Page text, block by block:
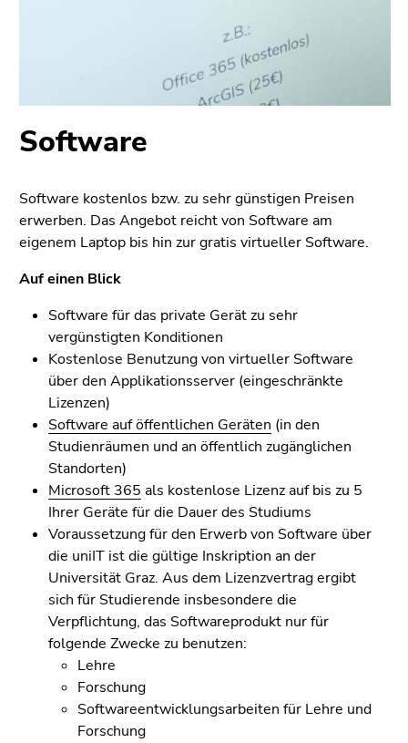
Inhalt
(Zugriffstaste
1)
Positionsanzeige
(Zugriffstaste
2)
Hauptnavigation
(Zugriffstaste
Zur
Unternavigation
(Zugriffstaste
den
Zusatzinformationen
(Zugriffstaste
den
Seiteneinstellungen
(Benutzer/Sprache)
(Zugriffstaste
(Zugriffstaste
Software
Software kostenlos bzw. zu sehr günstigen Preisen
erwerben. Das Angebot reicht von Software am
eigenem Laptop bis hin zur gratis virtueller Software.
Auf einen Blick
Software für das private Gerät zu sehr
vergünstigten Konditionen
Kostenlose Benutzung von virtueller Software
über den Applikationsserver (eingeschränkte
Lizenzen)
Software auf öffentlichen Geräten (in den
Studienräumen und an öffentlich zugänglichen
Standorten)
Microsoft 365 als kostenlose Lizenz auf bis zu 5
Ihrer Geräte für die Dauer des Studiums
Voraussetzung für den Erwerb von Software über
die uniIT ist die gültige Inskription an der
Universität Graz. Aus dem Lizenzvertrag ergibt
sich für Studierende insbesondere die
Verpflichtung, das Softwareprodukt nur für
folgende Zwecke zu benutzen:
Lehre
Forschung
Softwareentwicklungsarbeiten für Lehre und
Forschung